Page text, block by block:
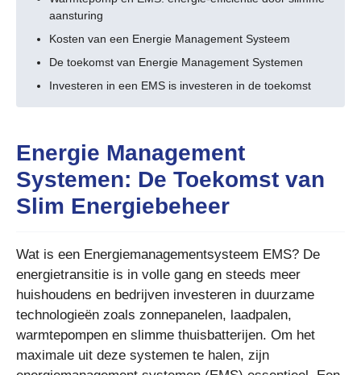
aansturing
Kosten van een Energie Management Systeem
De toekomst van Energie Management Systemen
Investeren in een EMS is investeren in de toekomst
Energie Management
Systemen: De Toekomst van
Slim Energiebeheer
Wat is een Energiemanagementsysteem EMS? De
energietransitie is in volle gang en steeds meer
huishoudens en bedrijven investeren in duurzame
technologieën zoals zonnepanelen, laadpalen,
warmtepompen en slimme thuisbatterijen. Om het
maximale uit deze systemen te halen, zijn